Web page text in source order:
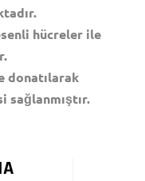
hücreler ile
donatılarak
sağlanmıştır.